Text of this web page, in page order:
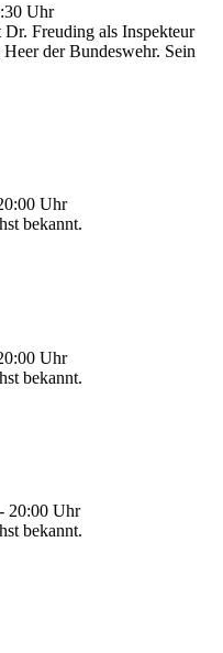
Uhr
Freuding als Inspekteur
der Bundeswehr. Sein
Uhr
bekannt.
Uhr
bekannt.
20:00 Uhr
bekannt.